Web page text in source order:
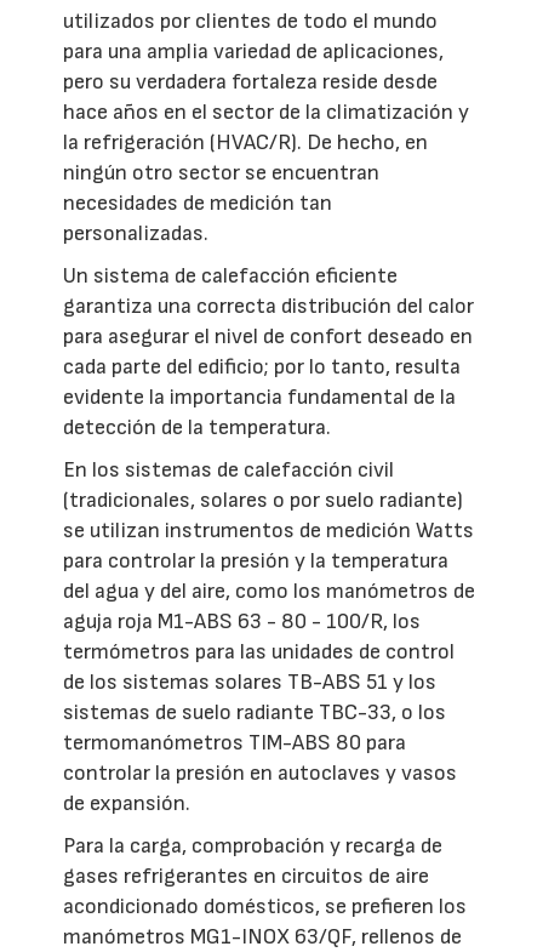
utilizados por clientes de todo el mundo
para una amplia variedad de aplicaciones,
pero su verdadera fortaleza reside desde
hace años en el sector de la climatización y
la refrigeración (HVAC/R). De hecho, en
ningún otro sector se encuentran
necesidades de medición tan
personalizadas.
Un sistema de calefacción eficiente
garantiza una correcta distribución del calor
para asegurar el nivel de confort deseado en
cada parte del edificio; por lo tanto, resulta
evidente la importancia fundamental de la
detección de la temperatura.
En los sistemas de calefacción civil
(tradicionales, solares o por suelo radiante)
se utilizan instrumentos de medición Watts
para controlar la presión y la temperatura
del agua y del aire, como los manómetros de
aguja roja M1-ABS 63 - 80 - 100/R, los
termómetros para las unidades de control
de los sistemas solares TB-ABS 51 y los
sistemas de suelo radiante TBC-33, o los
termomanómetros TIM-ABS 80 para
controlar la presión en autoclaves y vasos
de expansión.
Para la carga, comprobación y recarga de
gases refrigerantes en circuitos de aire
acondicionado domésticos, se prefieren los
manómetros MG1-INOX 63/QF, rellenos de